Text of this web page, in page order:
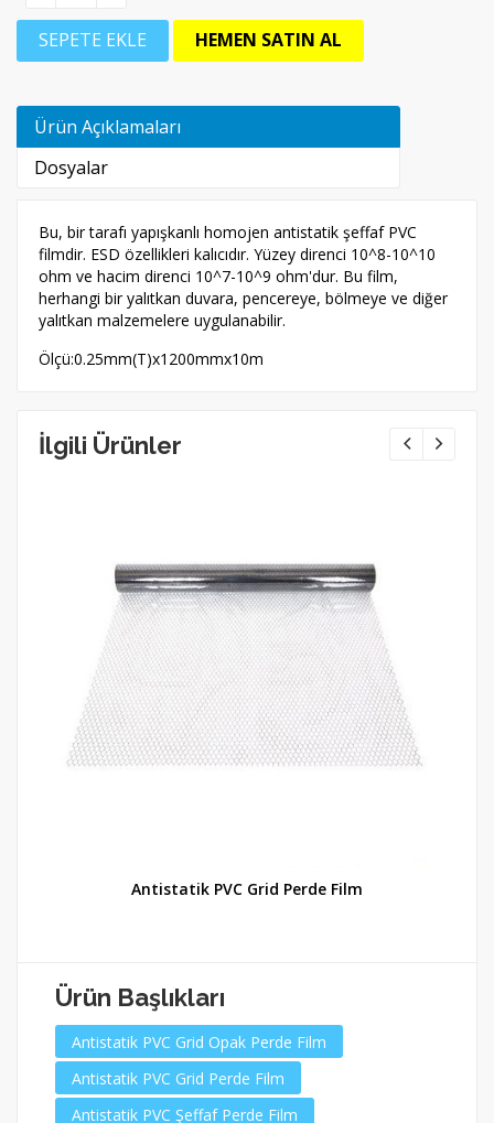
SEPETE EKLE HEMEN SATIN AL
Ürün Açıklamaları
Dosyalar
Bu, bir tarafı yapışkanlı homojen antistatik şeffaf PVC
filmdir. ESD özellikleri kalıcıdır. Yüzey direnci 10^8-10^10
ohm ve hacim direnci 10^7-10^9 ohm'dur. Bu film,
herhangi bir yalıtkan duvara, pencereye, bölmeye ve diğer
yalıtkan malzemelere uygulanabilir.
Ölçü:0.25mm(T)x1200mmx10m
İlgili Ürünler
Antistatik PVC Grid Perde Film
Ürün Başlıkları
Antistatik PVC Grid Opak Perde Film
Antistatik PVC Grid Perde Film
Antistatik PVC Şeffaf Perde Film